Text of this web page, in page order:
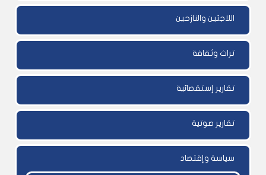
اللاجئين والنازحين
تراث وثقافة
تقارير إستقصائية
تقارير صوتية
سياسة وإقتصاد